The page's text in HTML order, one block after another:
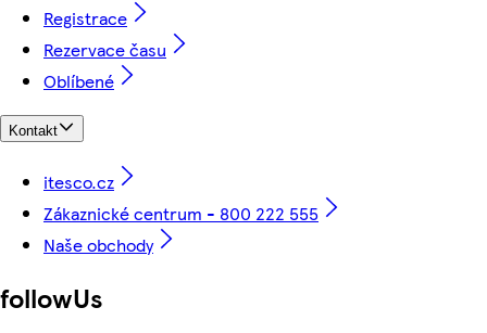
Registrace
Rezervace času
Oblíbené
Kontakt
itesco.cz
Zákaznické centrum - 800 222 555
Naše obchody
followUs